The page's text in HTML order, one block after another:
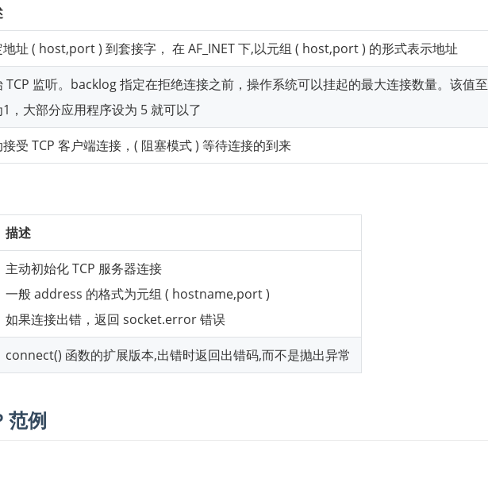
址 ( host,port ) 到套接字， 在 AF_INET 下,以元组 ( host,port ) 的形式表示地址
TCP 监听。backlog 指定在拒绝连接之前，操作系统可以挂起的最大连接数量。该值至
1，大部分应用程序设为 5 就可以了
受 TCP 客户端连接，( 阻塞模式 ) 等待连接的到来
描述
主动初始化 TCP 服务器连接
一般 address 的格式为元组 ( hostname,port )
如果连接出错，返回 socket.error 错误
connect() 函数的扩展版本,出错时返回出错码,而不是抛出异常
范例